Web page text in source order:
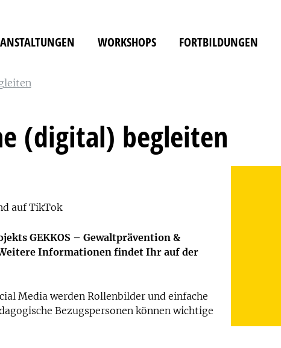
WORKSHOPS FORTBILDUNGEN
(digital) begleiten
auf TikTok
GEKKOS – Gewaltprävention &
Informationen findet Ihr auf der
Media werden Rollenbilder und einfache
Bezugspersonen können wichtige